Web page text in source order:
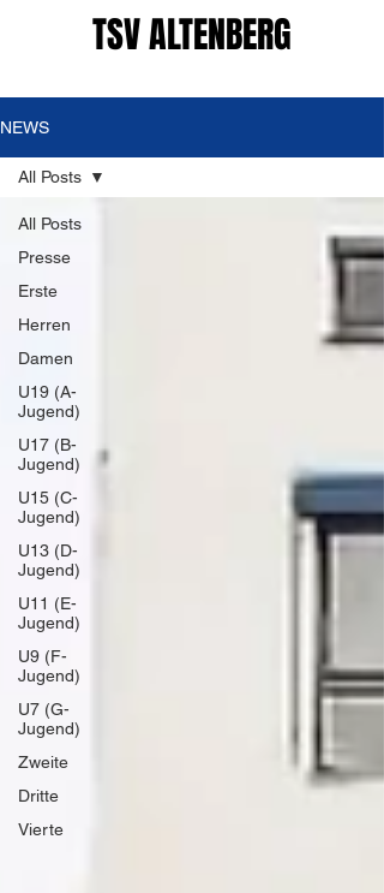
TSV ALTENBERG
NEWS
All Posts
Presse
Erste
Herren
Damen
U19 (A-
Jugend)
U17 (B-
Jugend)
U15 (C-
Jugend)
U13 (D-
Jugend)
U11 (E-
Jugend)
U9 (F-
Jugend)
U7 (G-
Jugend)
Zweite
Dritte
Vierte
All Posts